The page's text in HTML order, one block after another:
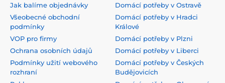
Jak balíme objednávky
Všeobecné obchodní
podmínky
VOP pro firmy
Ochrana osobních údajů
Podmínky užití webového
rozhraní
Domácí potřeby v Ostravě
Domácí potřeby v Hradci
Králové
Domácí potřeby v Plzni
Domácí potřeby v Liberci
Domácí potřeby v Českých
Budějovicích